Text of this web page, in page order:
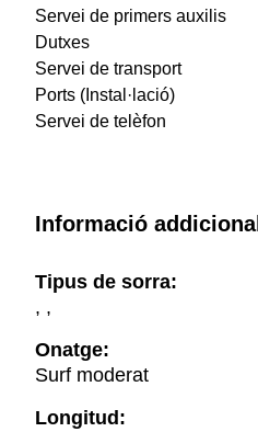
Servei de primers auxilis
Dutxes
Servei de transport
Ports (Instal·lació)
Servei de telèfon
Informació addicional
Tipus de sorra:
, ,
Onatge:
Surf moderat
Longitud: